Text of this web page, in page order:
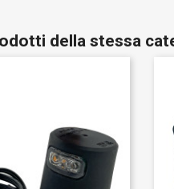
della stessa